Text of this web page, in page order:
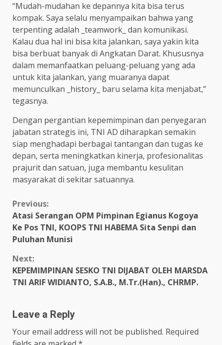
“Mudah-mudahan ke depannya kita bisa terus
kompak. Saya selalu menyampaikan bahwa yang
terpenting adalah _teamwork_ dan komunikasi.
Kalau dua hal ini bisa kita jalankan, saya yakin kita
bisa berbuat banyak di Angkatan Darat. Khususnya
dalam memanfaatkan peluang-peluang yang ada
untuk kita jalankan, yang muaranya dapat
memunculkan _history_ baru selama kita menjabat,”
tegasnya.
Dengan pergantian kepemimpinan dan penyegaran
jabatan strategis ini, TNI AD diharapkan semakin
siap menghadapi berbagai tantangan dan tugas ke
depan, serta meningkatkan kinerja, profesionalitas
prajurit dan satuan, juga membantu kesulitan
masyarakat di sekitar satuannya.
Continue
Reading
Previous:
Atasi Serangan OPM Pimpinan Egianus Kogoya
Ke Pos TNI, KOOPS TNI HABEMA Sita Senpi dan
Puluhan Munisi
Next:
KEPEMIMPINAN SESKO TNI DIJABAT OLEH MARSDA
TNI ARIF WIDIANTO, S.A.B., M.Tr.(Han)., CHRMP.
Leave a Reply
Your email address will not be published. Required